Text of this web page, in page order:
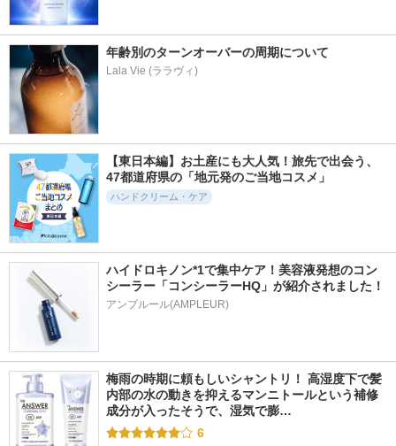
年齢別のターンオーバーの周期について
Lala Vie (ララヴィ)
【東日本編】お土産にも大人気！旅先で出会う、
47都道府県の「地元発のご当地コスメ」
ハンドクリーム・ケア
ハイドロキノン*1で集中ケア！美容液発想のコン
シーラー「コンシーラーHQ」が紹介されました！
アンプルール(AMPLEUR)
梅雨の時期に頼もしいシャントリ！ 高湿度下で髪
内部の水の動きを抑えるマンニトールという補修
成分が入ったそうで、湿気で膨…
6